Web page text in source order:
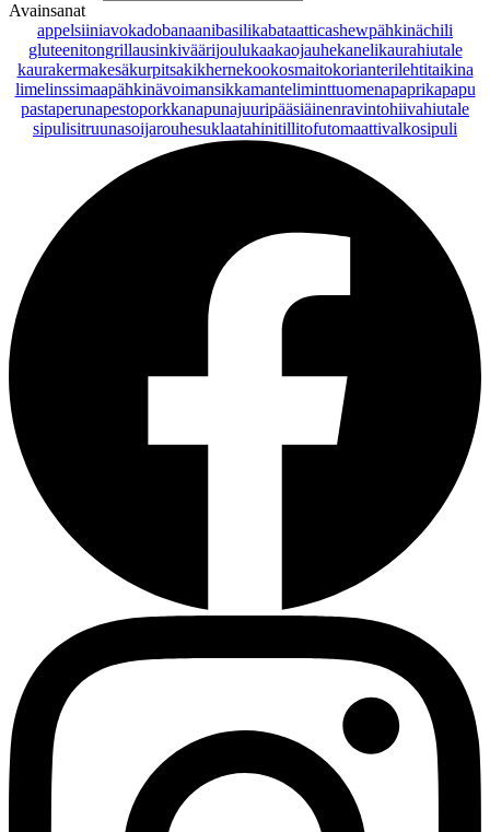
Avainsanat
appelsiiniavokadobanaanibasilikabataatticashewpähkinächili
gluteenitongrillausinkiväärijoulukaakaojauhekanelikaurahiutale
kaurakermakesäkurpitsakikhernekookosmaitokorianterilehtitaikina
limelinssimaapähkinävoimansikkamanteliminttuomenapaprikapapu
pastaperunapestoporkkanapunajuuripääsiäinenravintohiivahiutale
sipulisitruunasoijarouhesuklaatahinitillitofutomaattivalkosipuli